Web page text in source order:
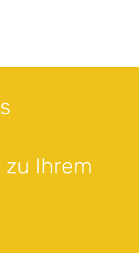
zu Ihrem